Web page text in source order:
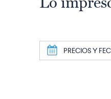
a PRECIOS Y